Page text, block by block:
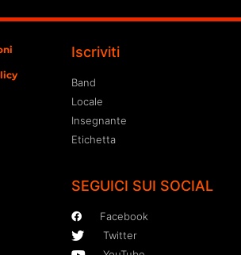
Iscriviti
Band
Locale
Insegnante
Etichetta
SEGUICI SUI SOCIAL
Facebook
Twitter